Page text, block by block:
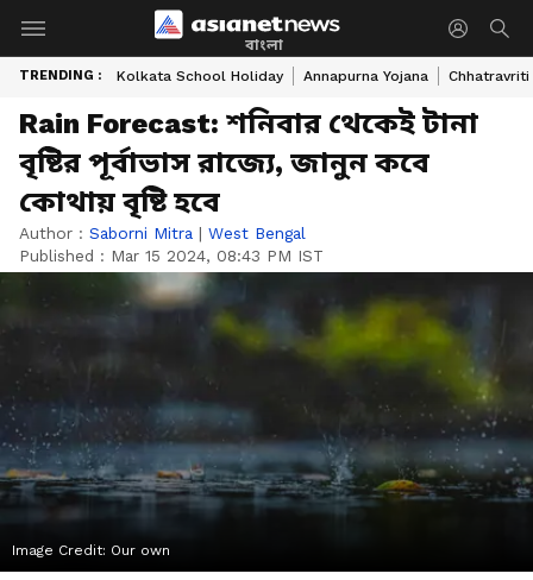
বাংলা
TRENDING : Kolkata School Holiday Annapurna Yojana Chhatravriti
Rain Forecast: শনিবার থেকেই টানা
বৃষ্টির পূর্বাভাস রাজ্যে, জানুন কবে
কোথায় বৃষ্টি হবে
Author : Saborni Mitra | West Bengal
Published : Mar 15 2024, 08:43 PM IST
Image Credit: Our own